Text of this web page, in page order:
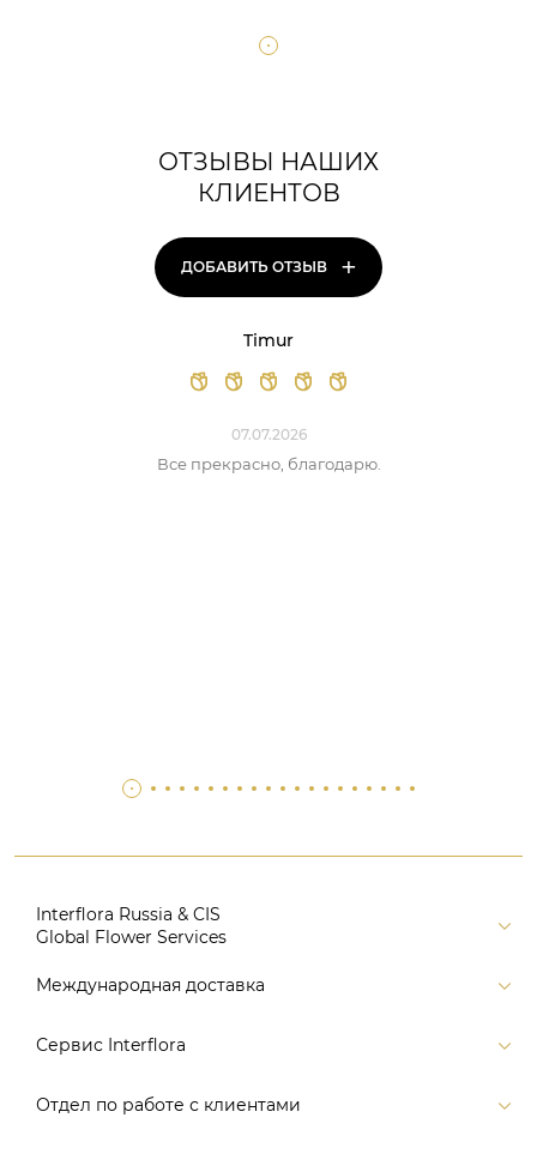
ОТЗЫВЫ НАШИХ
КЛИЕНТОВ
ДОБАВИТЬ ОТЗЫВ +
Timur
07.07.2026
Все прекрасно, благодарю.
Interflora Russia & CIS
Global Flower Services
Версия для печати
Поиск
Международная доставка
Россия
Европа
Сервис Interflora
Заказ и оплата
Отдел по работе с клиентами